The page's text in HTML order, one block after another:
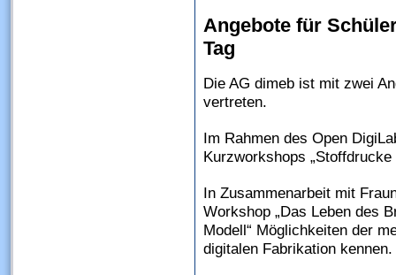
Angebote für
Tag
Die AG dimeb ist mit zwei
vertreten.
Im Rahmen des Open
Kurzworkshops
In Zusammenarbeit mit
Workshop „Das Leben des
Modell“ Möglichkeiten der
digitalen Fabrikation